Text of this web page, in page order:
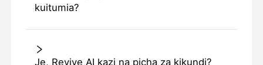
kuitumia?
Je, Revive AI kazi na picha za kikundi?